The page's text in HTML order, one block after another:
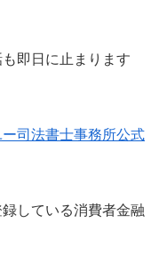
即日に止まります
司法書士事務所公式
している消費者金融